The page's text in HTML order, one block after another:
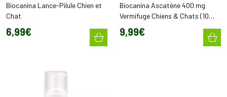
Biocanina Lance-Pilule Chien et
Chat
6,99€
Biocanina Ascatène 400 mg
Vermifuge Chiens & Chats (10
comprimés)
9,99€